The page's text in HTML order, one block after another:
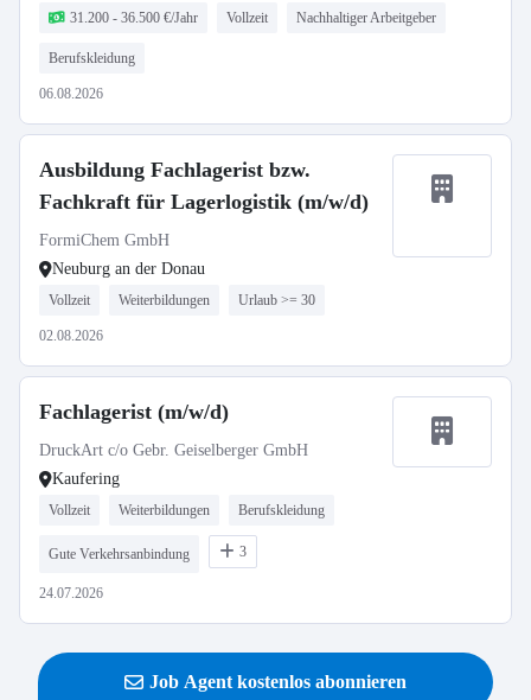
31.200 - 36.500 €/Jahr Vollzeit Nachhaltiger Arbeitgeber
Berufskleidung
06.08.2026
Ausbildung Fachlagerist bzw.
Fachkraft für Lagerlogistik (m/w/d)
FormiChem GmbH
Neuburg an der Donau
Vollzeit Weiterbildungen Urlaub >= 30
02.08.2026
Fachlagerist (m/w/d)
DruckArt c/o Gebr. Geiselberger GmbH
Kaufering
Vollzeit Weiterbildungen Berufskleidung
Gute Verkehrsanbindung 3
24.07.2026
Job Agent kostenlos abonnieren